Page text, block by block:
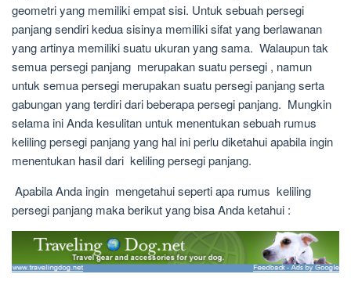
geometri yang memiliki empat sisi. Untuk sebuah persegi
panjang sendiri kedua sisinya memiliki sifat yang berlawanan
yang artinya memiliki suatu ukuran yang sama. Walaupun tak
semua persegi panjang merupakan suatu persegi , namun
untuk semua persegi merupakan suatu persegi panjang serta
gabungan yang terdiri dari beberapa persegi panjang. Mungkin
selama ini Anda kesulitan untuk menentukan sebuah rumus
keliling persegi panjang yang hal ini perlu diketahui apabila ingin
menentukan hasil dari keliling persegi panjang.
Apabila Anda ingin mengetahui seperti apa rumus keliling
persegi panjang maka berikut yang bisa Anda ketahui :